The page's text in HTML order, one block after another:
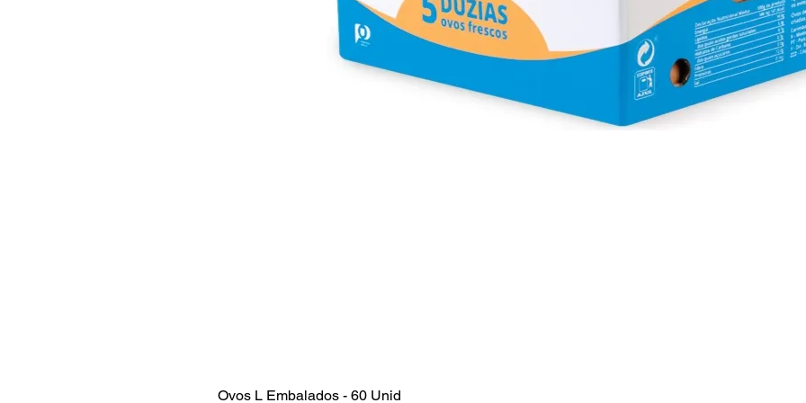
Ovos L Embalados - 60 Unid